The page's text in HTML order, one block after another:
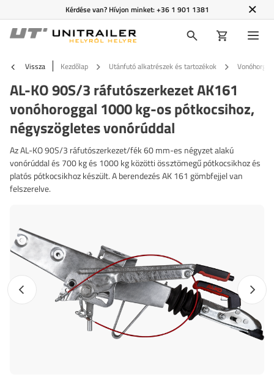
Kérdése van? Hívjon minket:+36 1 901 1381
Vissza Kezdőlap Utánfutó alkatrészek és tartozékok
AL-KO 90S/3 ráfutószerkezet AK161
vonóhoroggal 1000 kg-os pótkocsihoz,
négyszögletes vonórúddal
Az AL-KO 90S/3 ráfutószerkezet/fék 60 mm-es négyzet alakú
vonórúddal és 700 kg és 1000 kg közötti össztömegű pótkocsikhoz és
platós pótkocsikhoz készült. A berendezés AK 161 gömbfejjel van
felszerelve.
Előző fotó